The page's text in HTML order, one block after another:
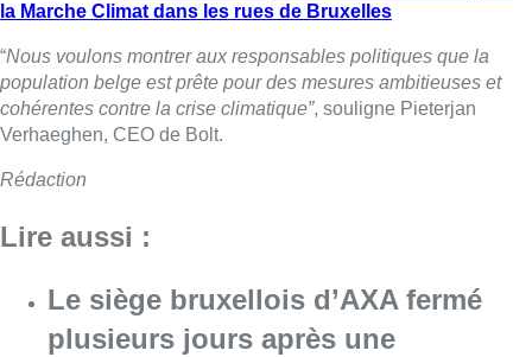
la Marche Climat dans les rues de Bruxelles
“Nous voulons montrer aux responsables politiques que la
population belge est prête pour des mesures ambitieuses et
cohérentes contre la crise climatique”, souligne Pieterjan
Verhaeghen, CEO de Bolt.
Rédaction
Lire aussi :
Le siège bruxellois d’AXA fermé
plusieurs jours après une